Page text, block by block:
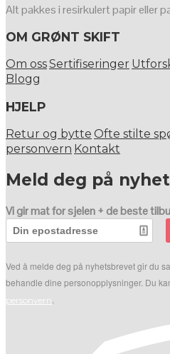
Alt pakkes i resirkulert papir eller
OM GRØNT SKIFT
Om ossSertifiseringer
Blogg
HJELP
Retur og bytte Ofte stilte
personvern Kontakt
Meld deg på
Vi gir mat for sjelen + de beste
Ved å melde deg på nyhetsbrevet gir du
behandle dine personopplysninger. Du
personvern.